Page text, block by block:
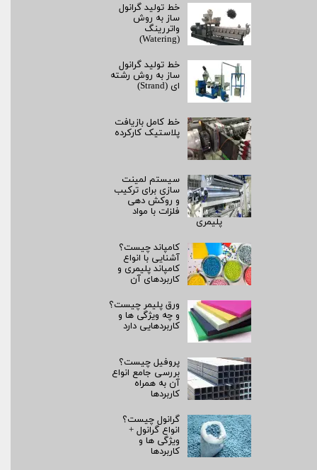
خط تولید گرانول
ساز به روش
واتررینگ
(Watering)
خط تولید گرانول
ساز به روش رشته‌
ای (Strand)
خط کامل بازیافت
پلاستیک کارکرده
سیستم لمینت‌
سازی برای ترکیب
و روکش‌ دهی
فلزات با مواد
پلیمری
کامپاند چیست؟
آشنایی با انواع
کامپاند پلیمری و
کاربردهای آن
ورق پلیمر چیست؟
و چه ویژگی ها و
کاربردهایی دارد
پروفیل چیست؟
بررسی جامع انواع
آن به همراه
کاربردها
گرانول چیست؟
انواع گرانول +
ویژگی ها و
کاربردها